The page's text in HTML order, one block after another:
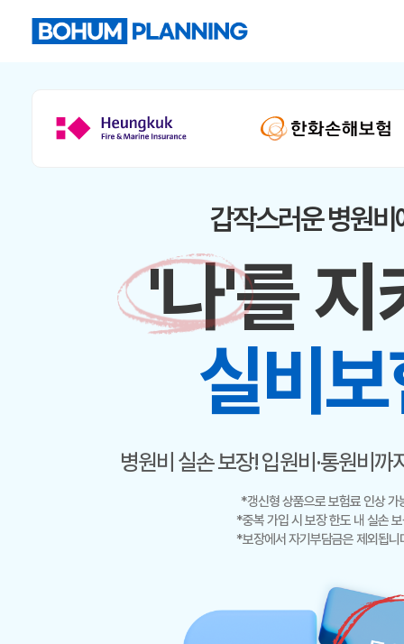
갑작스러운 병원비
'나'를 지
실비
병원비 실손 보장! 입원비·통원비까
*갱신형 상품으로 보험료 인상 가
*중복 가입 시 보장 한도 내 실손
*보장에서 자기부담금은 제외됩니